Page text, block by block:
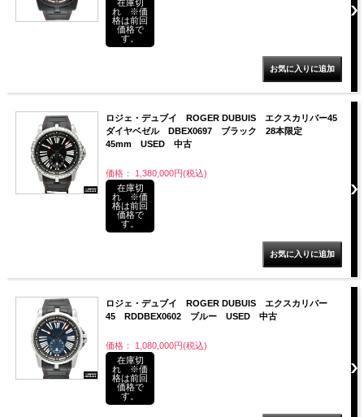
在庫切
れ ※価
格は前回
価格で
す。
ロジェ・デュブイ ROGER DUBUIS エクスカリバー45
ダイヤベゼル DBEX0697 ブラック 28本限定
45mm USED 中古
価格： 1,380,000円(税込)
在庫切
れ ※価
格は前回
価格で
す。
ロジェ・デュブイ ROGER DUBUIS エクスカリバー
45 RDDBEX0602 ブルー USED 中古
価格： 1,080,000円(税込)
在庫切
れ ※価
格は前回
価格で
す。